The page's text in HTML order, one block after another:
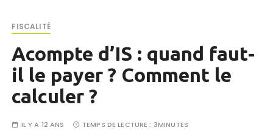
FISCALITÉ
Acompte d’IS : quand faut-
il le payer ? Comment le
calculer ?
IL Y A 12 ANS TEMPS DE LECTURE : 3MINUTES